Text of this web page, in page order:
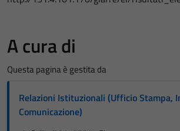
A cura di
Questa pagina è gestita da
Relazioni Istituzionali (Ufficio Stampa,
Comunicazione)